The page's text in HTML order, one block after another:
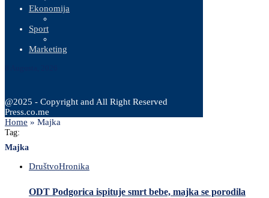
Ekonomija
Sport
Marketing
@2025 - Copyright and All Right Reserved
Press.co.me
Home » Majka
Tag:
Majka
DruštvoHronika
ODT Podgorica ispituje smrt bebe, majka se porodila